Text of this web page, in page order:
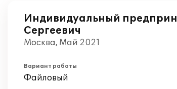
Индивидуальный
Сергеевич
Москва, Май 2021
Вариант работы
Файловый